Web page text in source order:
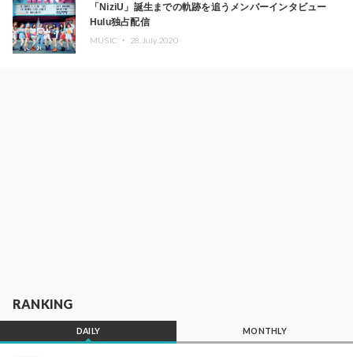
「NiziU」誕生までの軌跡を追うメンバーインタビュー
Hulu独占配信
MUSIC ・ 28.July.2020
RANKING
DAILY MONTHLY